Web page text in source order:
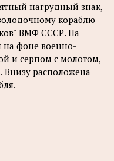
нагрудный знак,
кораблю
ВМФ СССР. На
на фоне военно-
и серпом с молотом,
Внизу расположена